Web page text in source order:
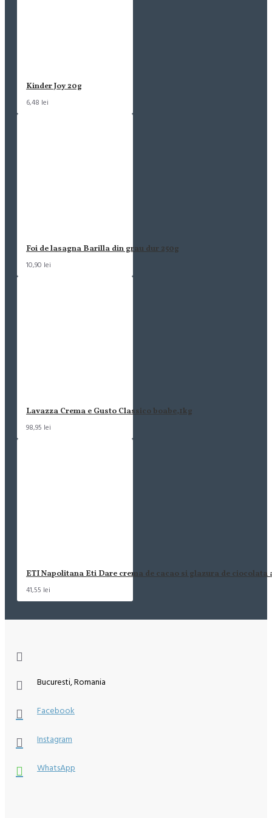
Kinder Joy 20g
6,48 lei
Foi de lasagna Barilla din grau dur 250g
10,90 lei
Lavazza Crema e Gusto Classico boabe,1kg
98,95 lei
ETI Napolitana Eti Dare crema de cacao si glazura de ciocolata
41,55 lei
Bucuresti, Romania
Facebook
Instagram
WhatsApp